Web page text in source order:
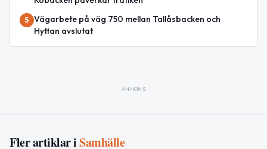
5 Vägarbete på väg 750 mellan Tallåsbacken och
Hyttan avslutat
ANNONS
Fler artiklar iSamhälle